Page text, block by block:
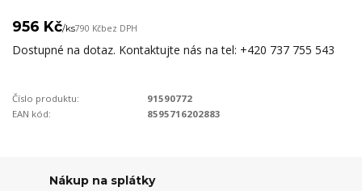
956 Kč/ks790 Kčbez DPH
Dostupné na dotaz. Kontaktujte nás na tel: +420 737 755 543
Číslo produktu:
91590772
EAN kód:
8595716202883
Nákup na splátky